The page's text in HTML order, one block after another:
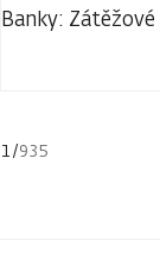
Banky:
1/935